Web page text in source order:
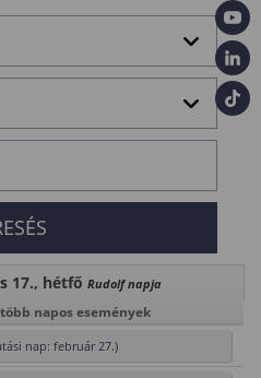
17., hétfő Rudolf napja
több napos események
nap: február 27.)